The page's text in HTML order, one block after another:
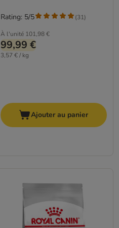
À l'unité 101,98 €
99,99 €
3,57 € / kg
Rating: 5/5 (31)
Ajouter au panier